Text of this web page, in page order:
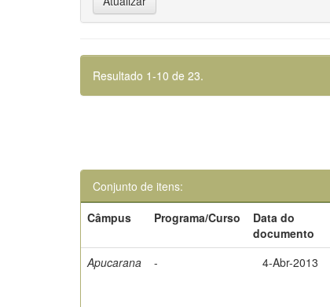
Resultado 1-10 de 23.
Conjunto de itens:
Câmpus
Programa/Curso
Data do
documento
Apucarana - 4-Abr-2013